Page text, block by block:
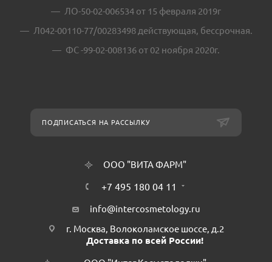
ЛО-50-02-006534 от 15 февраля 2019г
Л042-00110-77/00283498 действующая, бессрочная.
ФС -99-02-008136 от 02 ноября 2020г.
ПОДПИСАТЬСЯ НА РАССЫЛКУ
ООО "ВИТА ФАРМ"
+7 495 180 04 11
info@intercosmetology.ru
г. Москва, Волоколамское шоссе, д.2
Доставка по всей России!